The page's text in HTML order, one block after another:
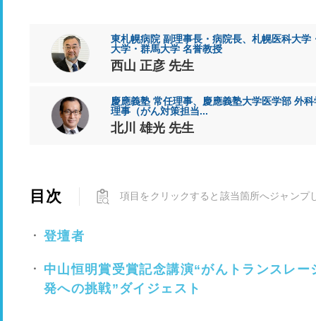
東札幌病院 副理事長・病院長、札幌医科大
大学・群馬大学 名誉教授
西山 正彦 先生
慶應義塾 常任理事、慶應義塾大学医学部 外
理事（がん対策担当...
北川 雄光 先生
目次 項目をクリックすると該当箇所へジャンプ
登壇者
中山恒明賞受賞記念講演“がんトランスレ
発への挑戦”ダイジェスト